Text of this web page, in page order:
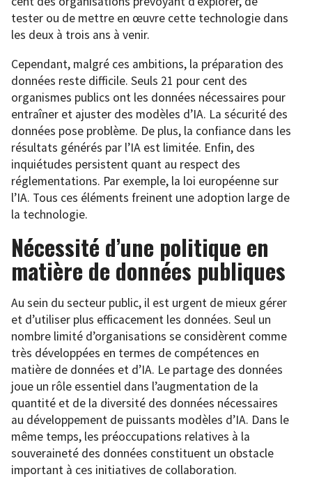
tester ou de mettre en œuvre cette technologie dans
les deux à trois ans à venir.
Cependant, malgré ces ambitions, la préparation des
données reste difficile. Seuls 21 pour cent des
organismes publics ont les données nécessaires pour
entraîner et ajuster des modèles d’IA. La sécurité des
données pose problème. De plus, la confiance dans les
résultats générés par l’IA est limitée. Enfin, des
inquiétudes persistent quant au respect des
réglementations. Par exemple, la loi européenne sur
l’IA. Tous ces éléments freinent une adoption large de
la technologie.
Nécessité d’une politique en
matière de données publiques
Au sein du secteur public, il est urgent de mieux gérer
et d’utiliser plus efficacement les données. Seul un
nombre limité d’organisations se considèrent comme
très développées en termes de compétences en
matière de données et d’IA. Le partage des données
joue un rôle essentiel dans l’augmentation de la
quantité et de la diversité des données nécessaires
au développement de puissants modèles d’IA. Dans le
même temps, les préoccupations relatives à la
souveraineté des données constituent un obstacle
important à ces initiatives de collaboration.